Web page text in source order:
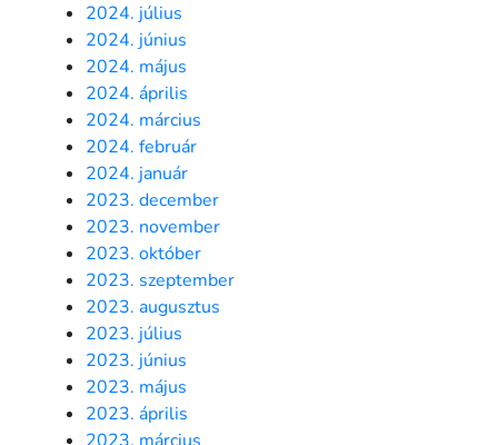
2024. július
2024. június
2024. május
2024. április
2024. március
2024. február
2024. január
2023. december
2023. november
2023. október
2023. szeptember
2023. augusztus
2023. július
2023. június
2023. május
2023. április